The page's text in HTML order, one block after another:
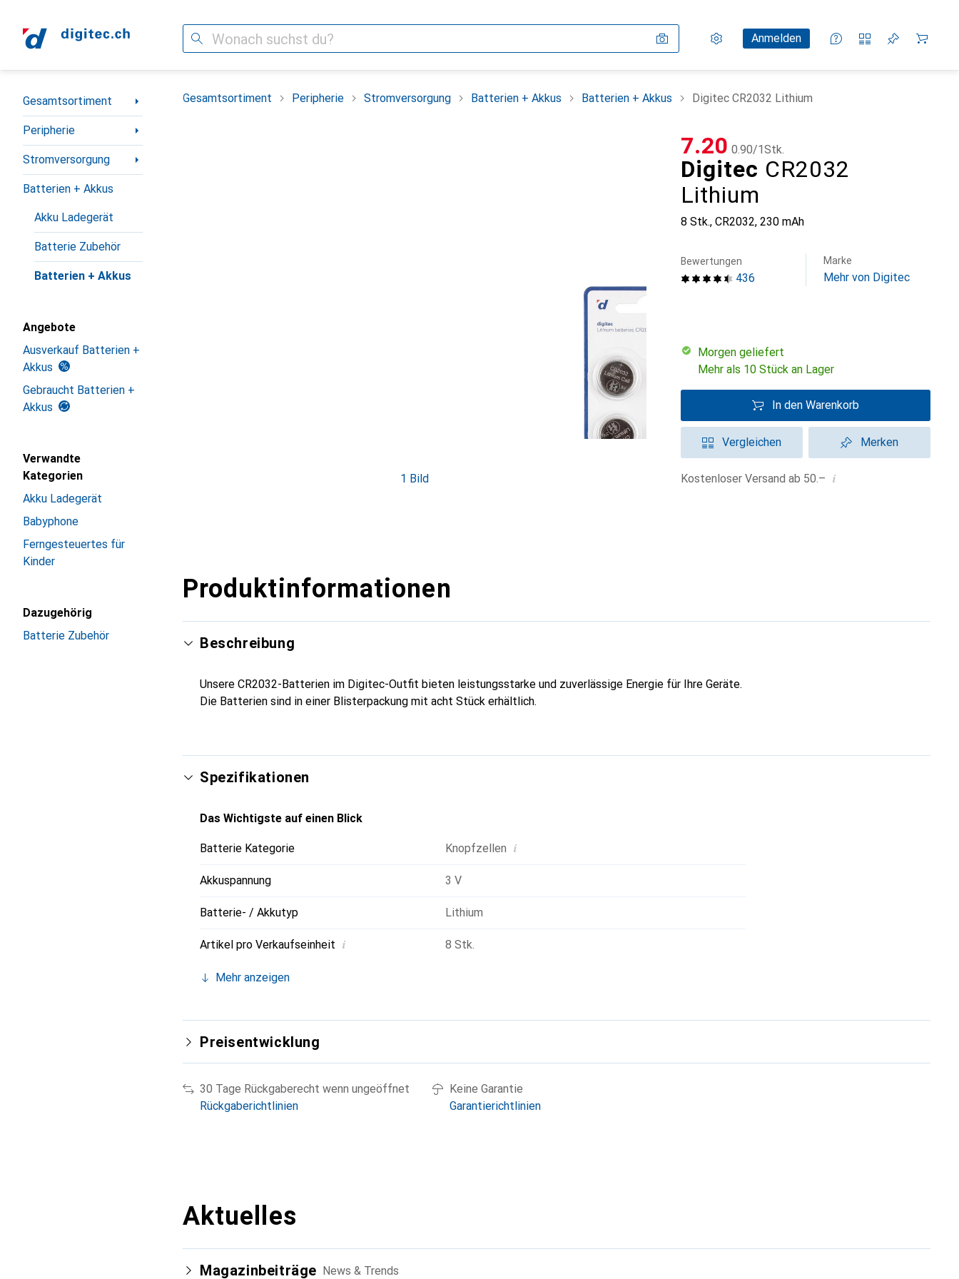
Suche Einstellungen
KundenkontoAnmelden
Vergleichslisten
Merklisten
Warenkorb
Navigation nach Kategorien
Gesamtsortiment
Peripherie
Stromversorgung
Batterien + Akkus
Akku Ladegerät
Batterie Zubehör
Batterien + Akkus
Angebote
Ausverkauf Batterien +
Akkus
Gebraucht Batterien +
Akkus
Verwandte
Kategorien
Akku Ladegerät
Babyphone
Ferngesteuertes für
Kinder
Dazugehörig
Batterie Zubehör
Gesamtsortiment Peripherie Stromversorgung Batterien + Akkus Batterien + Akkus Digitec CR2032 Lithium
1 Bild
Digitec CR2032
Lithium
8 Stk., CR2032, 230 mAh
CHF
7.20 CHF
0.90/1Stk.
436
Bewertungen Marke
Mehr von Digitec
morgen geliefert
Mehr als 10 Stück an Lager
In den Warenkorb
Vergleichen Merken
Kostenloser Versand ab 50.– i
Produktinformationen
Beschreibung
Unsere CR2032-Batterien im Digitec-Outfit bieten leistungsstarke und zuverlässige Energie für Ihre Geräte.
Die Batterien sind in einer Blisterpackung mit acht Stück erhältlich.
Spezifikationen
Das Wichtigste auf einen Blick
Batterie Kategorie Knopfzellen i
Akkuspannung 3 V
Batterie- / Akkutyp Lithium
Artikel pro Verkaufseinheit i 8 Stk.
Mehr anzeigen
Preisentwicklung
30 Tage Rückgaberecht wenn ungeöffnet
Rückgaberichtlinien
Keine Garantie
Garantierichtlinien
Aktuelles
Magazinbeiträge News & Trends